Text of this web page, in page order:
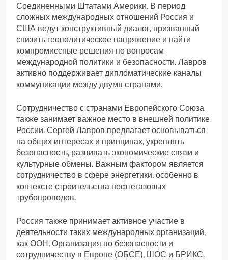
Соединенными Штатами Америки. В период
сложных международных отношений Россия и
США ведут конструктивный диалог, призванный
снизить геополитическое напряжение и найти
компромиссные решения по вопросам
международной политики и безопасности. Лавров
активно поддерживает дипломатические каналы
коммуникации между двумя странами.
Сотрудничество с странами Европейского Союза
также занимает важное место в внешней политике
России. Сергей Лавров предлагает основываться
на общих интересах и принципах, укреплять
безопасность, развивать экономические связи и
культурные обмены. Важным фактором является
сотрудничество в сфере энергетики, особенно в
контексте строительства нефтегазовых
трубопроводов.
Россия также принимает активное участие в
деятельности таких международных организаций,
как ООН, Организация по безопасности и
сотрудничеству в Европе (ОБСЕ), ШОС и БРИКС.